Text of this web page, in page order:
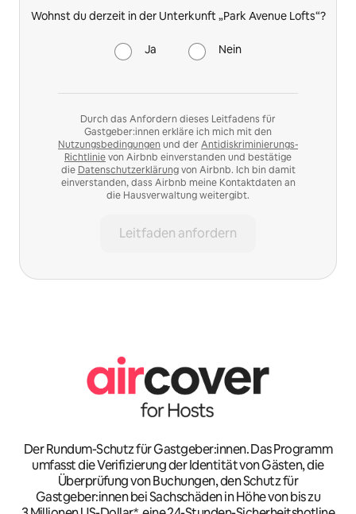
Wohnst du derzeit in der Unterkunft „Park Avenue Lofts“?
Ja Nein
Durch das Anfordern dieses Leitfadens für
Gastgeber:innen erkläre ich mich mit den
Nutzungsbedingungen und der Antidiskriminierungs-
Richtlinievon Airbnb einverstanden und bestätige
die Datenschutzerklärungvon Airbnb. Ich bin damit
einverstanden, dass Airbnb meine Kontaktdaten an
die Hausverwaltung weitergibt.
Leitfaden anfordern
Der Rundum-Schutz für Gastgeber:innen. Das Programm
umfasst die Verifizierung der Identität von Gästen, die
Überprüfung von Buchungen, den Schutz für
Gastgeber:innen bei Sachschäden in Höhe von bis zu